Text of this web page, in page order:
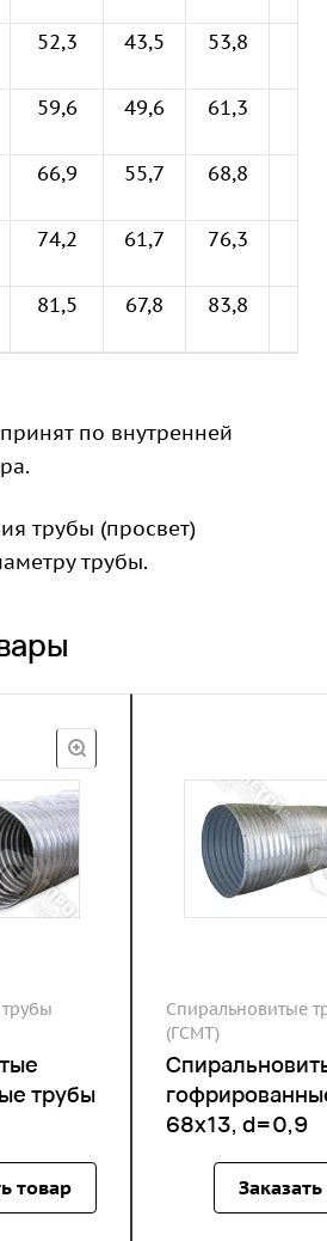
52,3 43,5 53,8
59,6 49,6 61,3
66,9 55,7 68,8
74,2 61,7 76,3
81,5 67,8 83,8
по внутренней
трубы (просвет)
трубы.
трубы
товар
Спиральновитые
(ГСМТ)
68х13, d=0,9